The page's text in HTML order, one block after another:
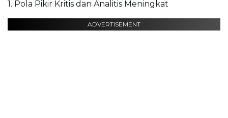
1. Pola Pikir Kritis dan Analitis Meningkat
ADVERTISEMENT